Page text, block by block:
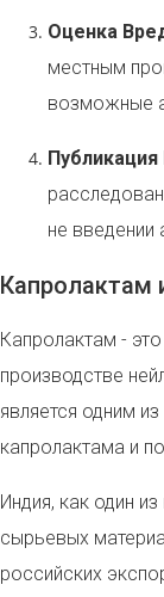
Оценка
местным
возможные
не введении
Капролактам
Капролактам -
производстве
является одним
капролактама и
Индия, как один
сырьевых
российских